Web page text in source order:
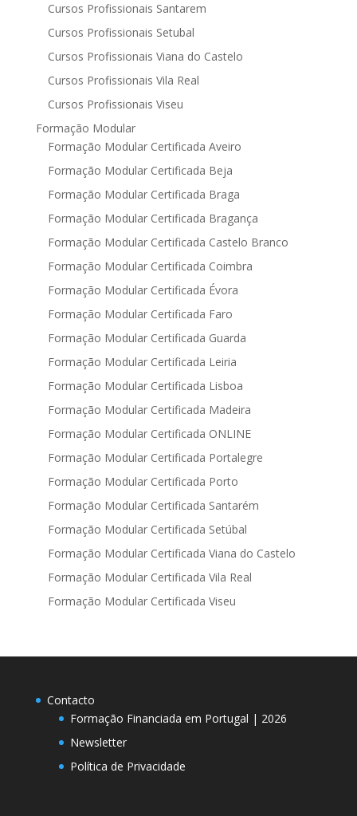
Cursos Profissionais Santarem
Cursos Profissionais Setubal
Cursos Profissionais Viana do Castelo
Cursos Profissionais Vila Real
Cursos Profissionais Viseu
Formação Modular
Formação Modular Certificada Aveiro
Formação Modular Certificada Beja
Formação Modular Certificada Braga
Formação Modular Certificada Bragança
Formação Modular Certificada Castelo Branco
Formação Modular Certificada Coimbra
Formação Modular Certificada Évora
Formação Modular Certificada Faro
Formação Modular Certificada Guarda
Formação Modular Certificada Leiria
Formação Modular Certificada Lisboa
Formação Modular Certificada Madeira
Formação Modular Certificada ONLINE
Formação Modular Certificada Portalegre
Formação Modular Certificada Porto
Formação Modular Certificada Santarém
Formação Modular Certificada Setúbal
Formação Modular Certificada Viana do Castelo
Formação Modular Certificada Vila Real
Formação Modular Certificada Viseu
Contacto
Formação Financiada em Portugal | 2026
Newsletter
Política de Privacidade